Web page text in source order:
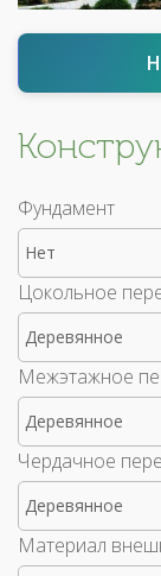
Фундамент
Нет
Цокольное
Деревянное
Межэтажное
Деревянное
Чердачное
Деревянное
Материал